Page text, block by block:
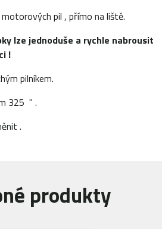
pil , přímo na liště.
lze jednoduše a rychle nabrousit
!
pilníkem.
325 " .
.
produkty